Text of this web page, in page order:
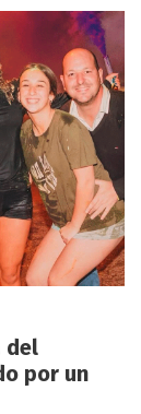
del
por un